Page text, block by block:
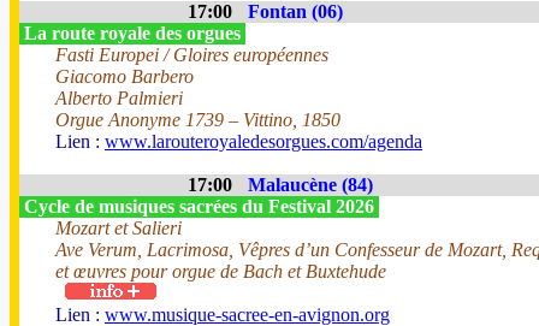
17:00
Fontan (06)
La route royale des orgues
Fasti Europei / Gloires européennes
Giacomo Barbero
Alberto Palmieri
Orgue Anonyme 1739 – Vittino, 1850
Lien : www.larouteroyaledesorgues.com/agenda
17:00
Malaucène (84)
Cycle de musiques sacrées du Festival 2026
Mozart et Salieri
Ave Verum, Lacrimosa, Vêpres d’un Confesseur de Mozart,
et œuvres pour orgue de Bach et Buxtehude
Lien : www.musique-sacree-en-avignon.org